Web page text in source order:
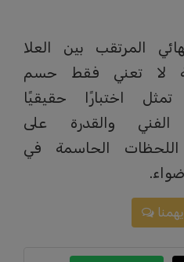
المرتقب بين العلا
لا تعني فقط حسم
اختبارًا حقيقيًا
الفني والقدرة على
الحاسمة في